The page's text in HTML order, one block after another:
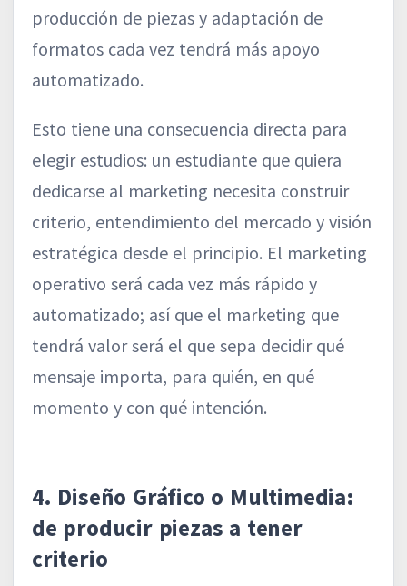
producción de piezas y adaptación de
formatos cada vez tendrá más apoyo
automatizado.
Esto tiene una consecuencia directa para
elegir estudios: un estudiante que quiera
dedicarse al marketing necesita construir
criterio, entendimiento del mercado y visión
estratégica desde el principio. El marketing
operativo será cada vez más rápido y
automatizado; así que el marketing que
tendrá valor será el que sepa decidir qué
mensaje importa, para quién, en qué
momento y con qué intención.
4. Diseño Gráfico o Multimedia:
de producir piezas a tener
criterio